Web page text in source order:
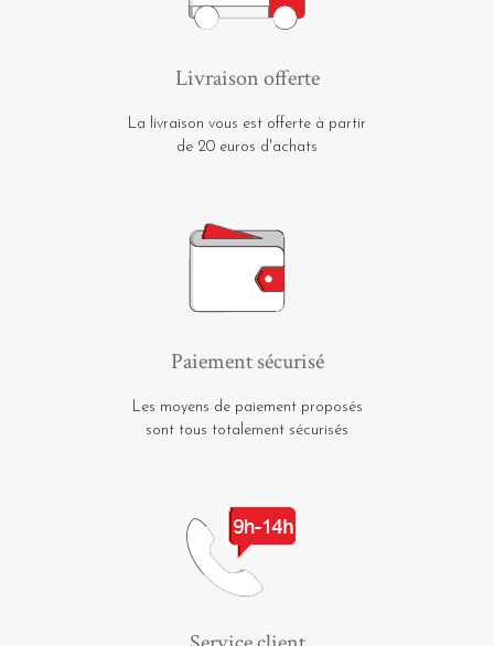
Livraison offerte
La livraison vous est offerte à partir
de 20 euros d'achats
Paiement sécurisé
Les moyens de paiement proposés
sont tous totalement sécurisés